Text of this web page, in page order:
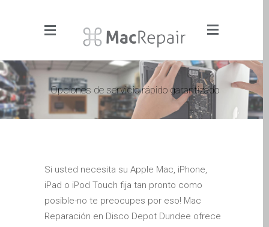
Menu
Click to Get It Fixed Now
Pages
About Us
Apple iPad Tablet Repair
Apple iPhone Repair
Dundee- Screen, Battery,
Charging & More
Opciones de servicio rápido garantizado
Si usted necesita su Apple Mac, iPhone,
iPad o iPod Touch fija tan pronto como
posible-no te preocupes por eso! Mac
Reparación en Disco Depot Dundee ofrece